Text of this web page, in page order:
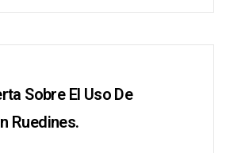
Sobre El Uso De
Ruedines.